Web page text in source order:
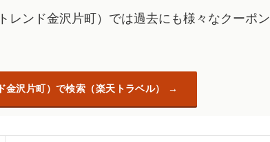
レンド金沢片町）では過去にも様々なクーポン
沢片町）で検索（楽天トラベル）